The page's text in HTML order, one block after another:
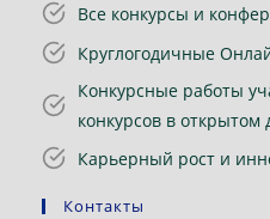
Все конкурсы и
Круглогодичные
Конкурсные работы
конкурсов в открытом
Карьерный рост и
Контакты